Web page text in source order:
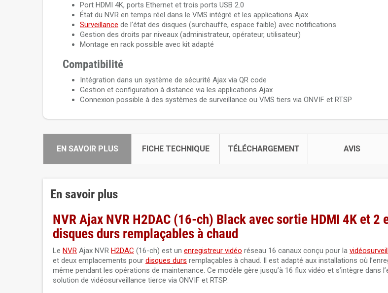
Port HDMI 4K, ports Ethernet et trois ports USB 2.0
État du NVR en temps réel dans le VMS intégré et les applications Ajax
Surveillance de l’état des disques (surchauffe, espace faible) avec notifications
Gestion des droits par niveaux (administrateur, opérateur, utilisateur)
Montage en rack possible avec kit adapté
Compatibilité
Intégration dans un système de sécurité Ajax via QR code
Gestion et configuration à distance via les applications Ajax
Connexion possible à des systèmes de surveillance ou VMS tiers via ONVIF et RTSP
EN SAVOIR PLUS FICHE TECHNIQUE TÉLÉCHARGEMENT AVIS
En savoir plus
NVR Ajax NVR H2DAC (16-ch) Black avec sortie HDMI 4K et 2
disques durs remplaçables à chaud
Le NVR Ajax NVR H2DAC (16-ch) est un enregistreur vidéo réseau 16 canaux conçu pour la
et deux emplacements pour disques durs remplaçables à chaud. Il est adapté aux installations où
même pendant les opérations de maintenance. Ce modèle gère jusqu’à 16 flux vidéo et s’intègre dans
solution de vidéosurveillance tierce via ONVIF et RTSP.